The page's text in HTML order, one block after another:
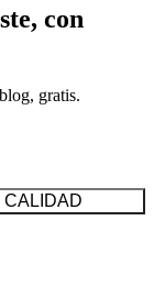
con
gratis.
CALIDAD